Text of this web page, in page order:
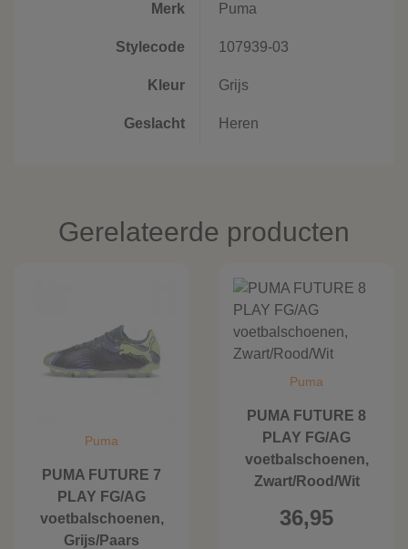
Merk Puma
Stylecode 107939-03
Kleur Grijs
Geslacht Heren
Gerelateerde producten
Puma
PUMA FUTURE 7
PLAY FG/AG
voetbalschoenen,
Grijs/Paars
Puma
PUMA FUTURE 8
PLAY FG/AG
voetbalschoenen,
Zwart/Rood/Wit
36,95